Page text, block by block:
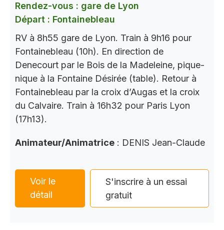
Rendez-vous : gare de Lyon
Départ : Fontainebleau
RV à 8h55 gare de Lyon. Train à 9h16 pour
Fontainebleau (10h). En direction de
Denecourt par le Bois de la Madeleine, pique-
nique à la Fontaine Désirée (table). Retour à
Fontainebleau par la croix d’Augas et la croix
du Calvaire. Train à 16h32 pour Paris Lyon
(17h13).
Animateur/Animatrice : DENIS Jean-Claude
Voir le
détail
S'inscrire à un essai
gratuit